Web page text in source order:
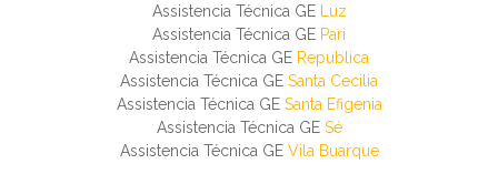
Assistencia Técnica GE
Luz
Assistencia Técnica GE Pari
Assistencia Técnica GE Republica
Assistencia Técnica GE Santa Cecilia
Assistencia Técnica GE Santa Efigenia
Assistencia Técnica GE Sé
Assistencia Técnica GE Vila Buarque